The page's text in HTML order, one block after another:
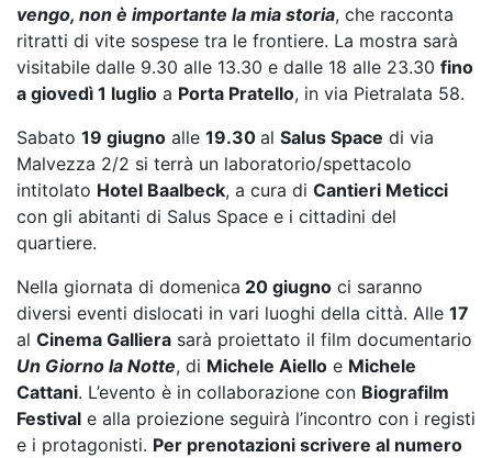
vengo, non è importante la mia storia, che racconta
ritratti di vite sospese tra le frontiere. La mostra sarà
visitabile dalle 9.30 alle 13.30 e dalle 18 alle 23.30 fino
a giovedì 1 luglio a Porta Pratello, in via Pietralata 58.
Sabato 19 giugno alle 19.30 al Salus Space di via
Malvezza 2/2 si terrà un laboratorio/spettacolo
intitolato Hotel Baalbeck, a cura di Cantieri Meticci
con gli abitanti di Salus Space e i cittadini del
quartiere.
Nella giornata di domenica 20 giugno ci saranno
diversi eventi dislocati in vari luoghi della città. Alle 17
al Cinema Galliera sarà proiettato il film documentario
Un Giorno la Notte, di Michele Aiello e Michele
Cattani. L’evento è in collaborazione con Biografilm
Festival e alla proiezione seguirà l’incontro con i registi
e i protagonisti. Per prenotazioni scrivere al numero